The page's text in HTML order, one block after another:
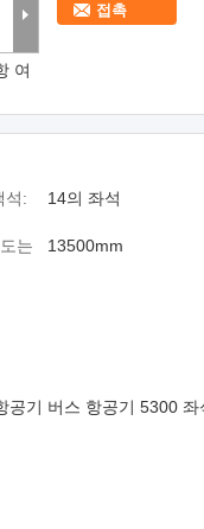
여
접촉
석: 14의 좌석
는
13500mm
공기 버스 항공기 5300 좌